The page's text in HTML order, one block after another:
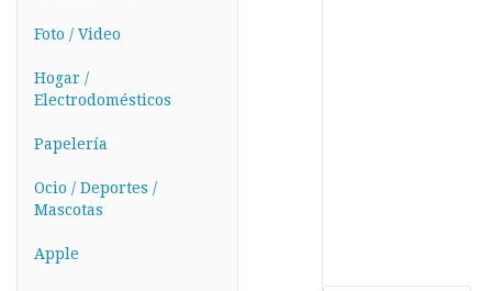
Foto / Video
Hogar /
Electrodomésticos
Papelería
Ocio / Deportes /
Mascotas
Apple